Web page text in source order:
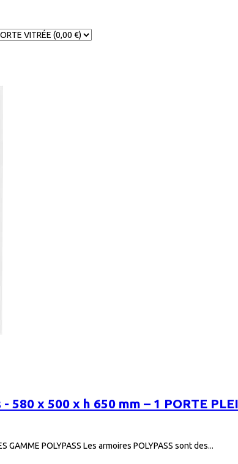
580 x 500 x h 650 mm – 1 PORTE
GAMME POLYPASS Les armoires POLYPASS sont des...